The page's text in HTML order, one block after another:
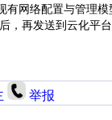
有网络配置与管理
，再发送到云化平
举报